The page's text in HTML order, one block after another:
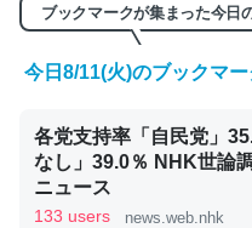
くらい。小説でいう「ず
ど、短期記憶というには
かりやすく強くなりそう
ブックマークが集まった今日
今日8/11(火)のブックマ
各党支持率「自民党」
なし」39.0％ NHK世論
ニュース
133 users news.web.nhk